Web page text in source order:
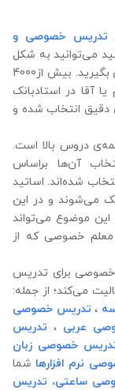
تدریس خصوصی و
می‌توانید به شکل
با بهترین معلمین کشور کلاس بگیرید. بیش از4000
یا آقا در استادبانک
دقیق انتخاب شده‌ و
دروس بالا است.
آن‌ها براساس
شده‌اند. اساتید
می‌شوند و در این
موضوع می‌تواند
خصوصی که از
خصوصی برای تدریس
می‌کند؛ از جمله:
، تدریس خصوصی
عربی ، تدریس
خصوصی زبان
نرم افزارها شما
ساعتی، تدریس